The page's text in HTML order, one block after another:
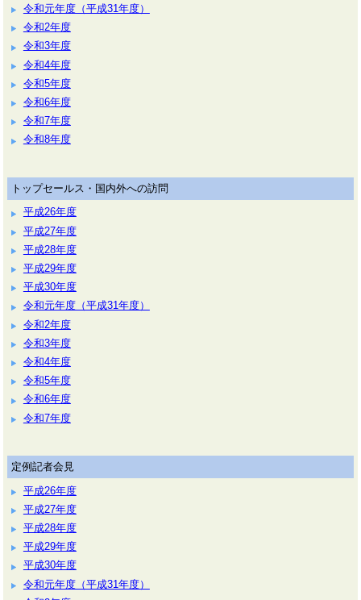
令和元年度（平成31年度）
令和2年度
令和3年度
令和4年度
令和5年度
令和6年度
令和7年度
令和8年度
トップセールス・国内外への訪問
平成26年度
平成27年度
平成28年度
平成29年度
平成30年度
令和元年度（平成31年度）
令和2年度
令和3年度
令和4年度
令和5年度
令和6年度
令和7年度
定例記者会見
平成26年度
平成27年度
平成28年度
平成29年度
平成30年度
令和元年度（平成31年度）